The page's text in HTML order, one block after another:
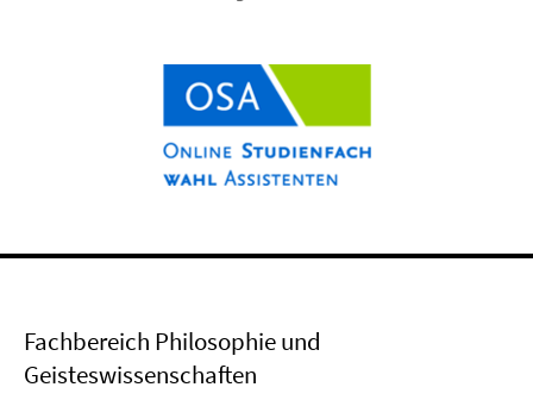
Fachbereich Philosophie und
Geisteswissenschaften